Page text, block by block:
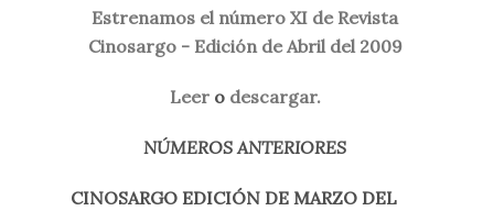
Estrenamos el número XI de Revista
Cinosargo - Edición de Abril del 2009
Leer o descargar.
NÚMEROS ANTERIORES
CINOSARGO EDICIÓN DE MARZO DEL